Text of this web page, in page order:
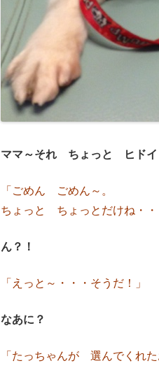
ママ～それ ちょっと ヒドイ
「ごめん ごめん～。
ちょっと ちょっとだけね・・
ん？！
「えっと～・・・ そうだ！」
なあに？
「たっちゃんが 選んでくれた